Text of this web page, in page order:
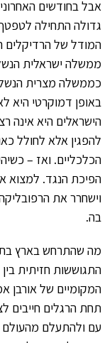
אבל בחודשים
גדולה התחילה
המודל של הרדיקלים
ממשלה ישראלית
כממשלה מצרית
באופן דמוקרטי היא
הישראלים היא אינה
להפגין אלא לחולל
הכלכליים. ואז –
הפיכת הנגד. למצוא
וישחרר את
בה.
מה שהתרחש בארץ
התגוששות חזיתית בין
המקומיים של אורבן
תחת הרגלים חייבים
עם ולהתעלם